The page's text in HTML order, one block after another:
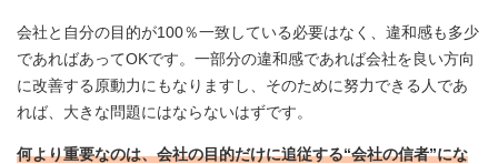
会社と自分の目的が100％一致している必要はなく、違和感も多少
であればあってOKです。一部分の違和感であれば会社を良い方向
に改善する原動力にもなりますし、そのために努力できる人であ
れば、大きな問題にはならないはずです。
何より重要なのは、会社の目的だけに追従する“会社の信者”にな